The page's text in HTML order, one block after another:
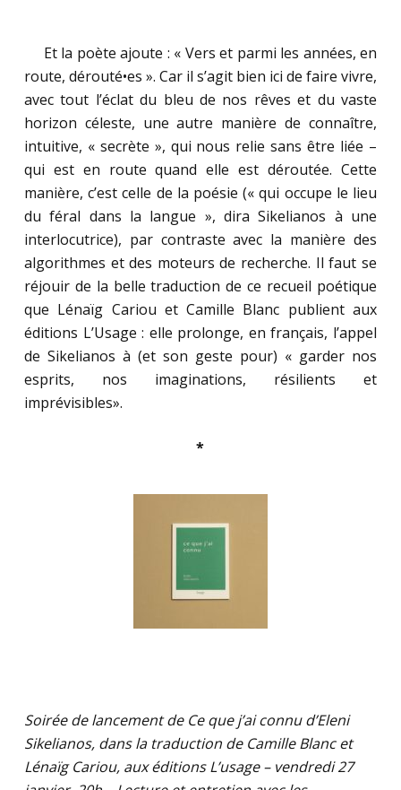
Et la poète ajoute : « Vers et parmi les années, en
route, dérouté•es ». Car il s’agit bien ici de faire vivre,
avec tout l’éclat du bleu de nos rêves et du vaste
horizon céleste, une autre manière de connaître,
intuitive, « secrète », qui nous relie sans être liée –
qui est en route quand elle est déroutée. Cette
manière, c’est celle de la poésie (« qui occupe le lieu
du féral dans la langue », dira Sikelianos à une
interlocutrice), par contraste avec la manière des
algorithmes et des moteurs de recherche. Il faut se
réjouir de la belle traduction de ce recueil poétique
que Lénaïg Cariou et Camille Blanc publient aux
éditions L’Usage : elle prolonge, en français, l’appel
de Sikelianos à (et son geste pour) « garder nos
esprits, nos imaginations, résilients et
imprévisibles».
*
Soirée de lancement de Ce que j’ai connu d’Eleni
Sikelianos, dans la traduction de Camille Blanc et
Lénaïg Cariou, aux éditions L’usage – vendredi 27